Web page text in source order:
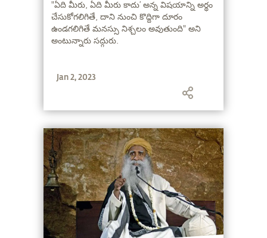
"ఏది మీరు, ఏది మీరు కాదు’ అన్న విషయాన్ని అర్థం
చేసుకోగలిగితే, దాని నుంచి కొద్దిగా దూరం
ఉండగలిగితే మనస్సు నిశ్చలం అవుతుంది" అని
అంటున్నారు సద్గురు.
Jan 2, 2023